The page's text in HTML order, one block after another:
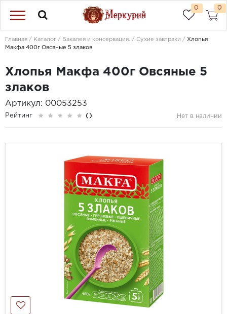
0 0
Главная Каталог Бакалея и консервация. Сухие завтраки
Хлопья
Макфа 400г Овсяные 5 злаков
Хлопья Макфа 400г Овсяные 5
злаков
Артикул: 00053253
Рейтинг () Нет в наличии